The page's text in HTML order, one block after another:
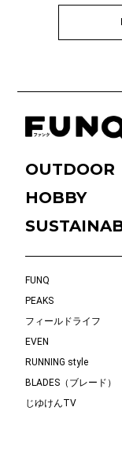
OUTDOOR
HOBBY
FUNQ
PEAKS
フィールドライフ
EVEN
RUNNING style
BLADES（ブレード）
じゆけんTV